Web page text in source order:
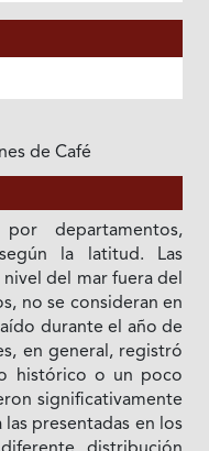
de Café
departamentos,
la latitud. Las
del mar fuera del
no se consideran en
durante el año de
en general, registró
histórico o un poco
significativamente
presentadas en los